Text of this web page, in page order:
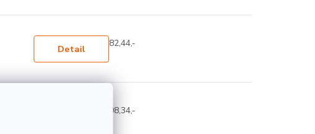
Detail 82,44,-
98,34,-